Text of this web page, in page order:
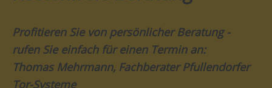
Profitieren Sie von persönlicher Beratung -
rufen Sie einfach für einen Termin an:
Thomas Mehrmann, Fachberater Pfullendorfer
Tor-Systeme